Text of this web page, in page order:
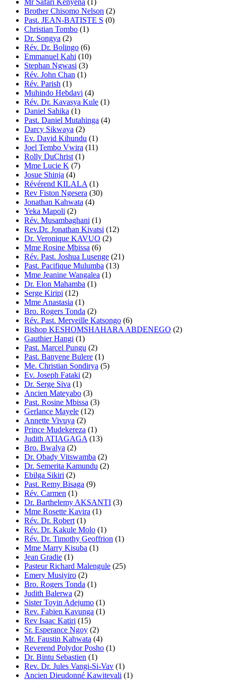
Mr Safari Kenyena (1)
Brother Chisomo Nelson (2)
Past. JEAN-BATISTE S (0)
Christian Tombo (1)
Dr. Songya (2)
Rév. Dr. Bolingo (6)
Emmanuel Kahi (10)
Stephan Ngwasi (3)
Rév. John Chan (1)
Rév. Parish (1)
Muhindo Hebdavi (4)
Rév. Dr. Kavasya Kule (1)
Daniel Sahika (1)
Past. Daniel Mutahinga (4)
Darcy Sikwaya (2)
Ev. David Kihundu (1)
Joel Tembo Vwira (11)
Rolly DuChrist (1)
Mme Lucie K (7)
Josue Shinja (4)
Révérend KILALA (1)
Rev Fiston Ngesera (30)
Jonathan Kahwata (4)
Yeka Mapoli (2)
Rév. Musambaghani (1)
Rev.Dr. Jonathan Kivatsi (12)
Dr. Veronique KAVUO (2)
Mme Rosine Mbissa (6)
Rév. Past. Joshua Lusenge (21)
Past. Pacifique Mulumba (13)
Mme Jeanine Wangalea (1)
Dr. Elon Mahamba (1)
Serge Kiripi (12)
Mme Anastasia (1)
Bro. Rogers Tonda (2)
Rév. Past. Merveille Katsongo (6)
Bishop KESHOMSHAHARA ABDENEGO (2)
Gauthier Hangi (1)
Past. Marcel Pungu (2)
Past. Banyene Bulere (1)
Me. Christian Sondirya (5)
Ev. Joseph Fataki (2)
Dr. Serge Siva (1)
Ancien Mateyabo (3)
Past. Rosine Mbissa (3)
Gerlance Mayele (12)
Annette Vivuya (2)
Prince Mudekereza (1)
Judith ATIAGAGA (13)
Bro. Bwalya (2)
Dr. Obady Vitswamba (2)
Dr. Semerita Kamundu (2)
Ebilga Sikiri (2)
Past. Remy Bisaga (9)
Rév. Carmen (1)
Dr. Barthelemy AKSANTI (3)
Mme Rosette Kavira (1)
Rév. Dr. Robert (1)
Rév. Dr. Kakule Molo (1)
Rév. Dr. Timothy Geoffrion (1)
Mme Marry Kisuba (1)
Jean Gradie (1)
Pasteur Richard Malengule (25)
Emery Musiyiro (2)
Bro. Rogers Tonda (1)
Judith Balerwa (2)
Sister Toyin Adejumo (1)
Rev. Fabien Kavunga (1)
Rev Isaac Katiri (15)
Sr. Esperance Ngoy (2)
Mr. Faustin Kahwata (4)
Reverend Polydor Posho (1)
Dr. Bintu Sebastien (1)
Rev. Dr. Jules Vangi-Si-Vav (1)
Ancien Dieudonné Kawitevali (1)